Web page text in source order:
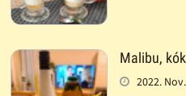
Malibu,
2022.